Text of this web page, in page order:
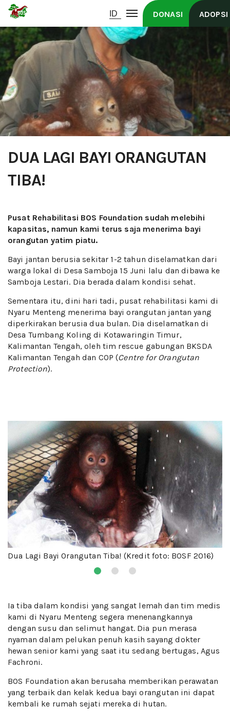
DONASI ADOPSI
DUA LAGI BAYI ORANGUTAN
TIBA!
Pusat Rehabilitasi BOS Foundation sudah melebihi
kapasitas, namun kami terus saja menerima bayi
orangutan yatim piatu.
Bayi jantan berusia sekitar 1-2 tahun diselamatkan dari
warga lokal di Desa Samboja 15 Juni lalu dan dibawa ke
Samboja Lestari. Dia berada dalam kondisi sehat.
Sementara itu, dini hari tadi, pusat rehabilitasi kami di
Nyaru Menteng menerima bayi orangutan jantan yang
diperkirakan berusia dua bulan. Dia diselamatkan di
Desa Tumbang Koling di Kotawaringin Timur,
Kalimantan Tengah, oleh tim rescue gabungan BKSDA
Kalimantan Tengah dan COP (Centre for Orangutan
Protection).
Dua Lagi Bayi Orangutan Tiba! (Kredit foto: BOSF 2016)
Ia tiba dalam kondisi yang sangat lemah dan tim medis
kami di Nyaru Menteng segera menenangkannya
dengan susu dan selimut hangat. Dia pun merasa
nyaman dalam pelukan penuh kasih sayang dokter
hewan senior kami yang saat itu sedang bertugas, Agus
Fachroni.
BOS Foundation akan berusaha memberikan perawatan
yang terbaik dan kelak kedua bayi orangutan ini dapat
kembali ke rumah sejati mereka di hutan.